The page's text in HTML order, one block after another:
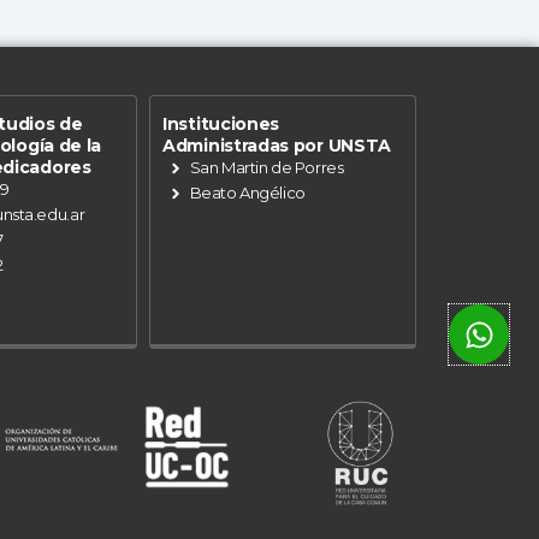
de
de la
Instituciones
Administradas por UNSTA
San Martin de Porres
Beato Angélico